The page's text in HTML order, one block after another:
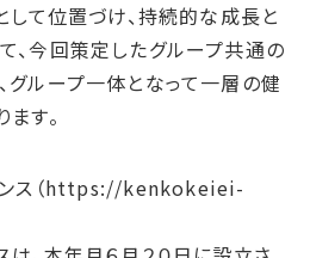
ス
ド
て位置づけ、持続的な成長と
、今回策定したグループ共通の
グループ一体となって一層の健
す。
ス（https://kenkokeiei-